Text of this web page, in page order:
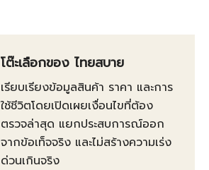
โต๊ะเลือกของ ไทยสบาย
เรียบเรียงข้อมูลสินค้า ราคา และการ
ใช้ชีวิตโดยเปิดเผยเงื่อนไขที่ต้อง
ตรวจล่าสุด แยกประสบการณ์ออก
จากข้อเท็จจริง และไม่สร้างความเร่ง
ด่วนเกินจริง